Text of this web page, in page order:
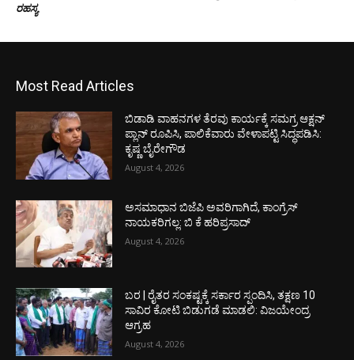
ರಹಸ್ಯ
Most Read Articles
ಬಿಡಾಡಿ ವಾಹನಗಳ ತೆರವು ಕಾರ್ಯಕ್ಕೆ ಸಮಗ್ರ ಆಕ್ಷನ್
ಪ್ಲಾನ್ ರೂಪಿಸಿ, ಪಾಲಿಕೆವಾರು ವೇಳಾಪಟ್ಟಿ ಸಿದ್ಧಪಡಿಸಿ:
ಕೃಷ್ಣ ಬೈರೇಗೌಡ
August 4, 2026
ಅಸಮಾಧಾನ ಬಿಜೆಪಿ ಅವರಿಗಾಗಿದೆ, ಕಾಂಗ್ರೆಸ್
ನಾಯಕರಿಗಲ್ಲ: ಬಿ ಕೆ ಹರಿಪ್ರಸಾದ್
August 4, 2026
ಬರ | ರೈತರ ಸಂಕಷ್ಟಕ್ಕೆ ಸರ್ಕಾರ ಸ್ಪಂದಿಸಿ, ತಕ್ಷಣ 10
ಸಾವಿರ ಕೋಟಿ ಬಿಡುಗಡೆ ಮಾಡಲಿ: ವಿಜಯೇಂದ್ರ
ಆಗ್ರಹ
August 4, 2026